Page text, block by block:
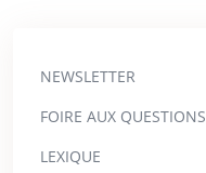
NEWSLETTER
FOIRE AUX QUESTIONS
LEXIQUE